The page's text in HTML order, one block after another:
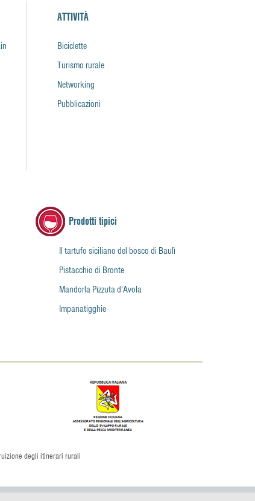
ATTIVITÀ
Biciclette
Turismo rurale
Networking
Pubblicazioni
Prodotti tipici
Il tartufo siciliano del bosco di Baulì
Pistacchio di Bronte
Mandorla Pizzuta d’Avola
Impanatigghie
degli itinerari rurali